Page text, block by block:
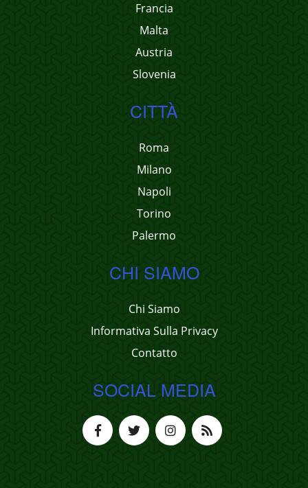
Francia
Malta
Austria
Slovenia
CITTÀ
Roma
Milano
Napoli
Torino
Palermo
CHI SIAMO
Chi Siamo
Informativa Sulla Privacy
Contatto
SOCIAL MEDIA